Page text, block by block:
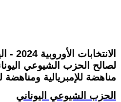
لصالح الحزب الشيوعي
مناهضة للإمبريالية
الحزب الشيوعي اليوناني